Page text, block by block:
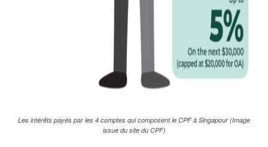
Les intérêts payés par les 4 comptes qui composent le CPF à Singapour (Image
issue du site du CPF)